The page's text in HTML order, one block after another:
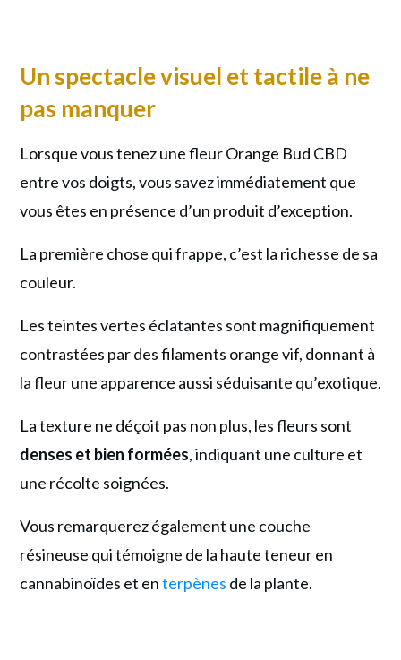
Un spectacle visuel et tactile à ne
pas manquer
Lorsque vous tenez une fleur Orange Bud CBD
entre vos doigts, vous savez immédiatement que
vous êtes en présence d’un produit d’exception.
La première chose qui frappe, c’est la richesse de sa
couleur.
Les teintes vertes éclatantes sont magnifiquement
contrastées par des filaments orange vif, donnant à
la fleur une apparence aussi séduisante qu’exotique.
La texture ne déçoit pas non plus, les fleurs sont
denses et bien formées, indiquant une culture et
une récolte soignées.
Vous remarquerez également une couche
résineuse qui témoigne de la haute teneur en
cannabinoïdes et enterpènes de la plante.